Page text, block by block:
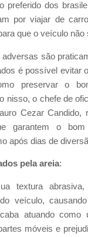
preferido dos
por viajar de
que o veículo não
são
é possível evitar
preservar o
nisso, o chefe de
Cezar Candido,
garantem o
após dias de
pela areia:
textura abrasiva,
veículo,
atuando como
móveis e